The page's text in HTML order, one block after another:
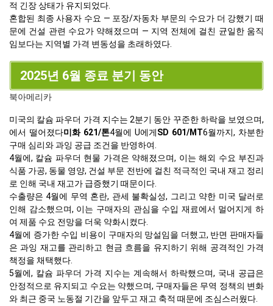
적 긴장 상태가 유지되었다.
혼합된 최종 사용자 수요 — 포장/자동차 부문의 수요가 더 강했기 때
문에 건설 관련 수요가 약해졌으며 — 지역 전체에 걸친 균일한 움직
임보다는 지역별 가격 변동성을 초래하였다.
2025년 6월 종료 분기 동안
북아메리카
미국의 칼슘 파우더 가격 지수는 2분기 동안 꾸준한 하락을 보였으며,
에서 떨어졌다미화 621/톤4월에 U에게SD 601/MT6월까지, 차분한
구매 심리와 과잉 공급 조건을 반영하여.
4월에, 칼슘 파우더 현물 가격은 약해졌으며, 이는 해외 수요 부진과
식품 가공, 동물 영양, 건설 부문 전반에 걸친 적극적인 국내 재고 정리
로 인해 국내 재고가 급증했기 때문이다.
수출량은 4월에 무역 혼란, 관세 불확실성, 그리고 약한 미국 달러로
인해 감소했으며, 이는 구매자의 관심을 수입 재료에서 멀어지게 하
여 제품 수요 전망을 더욱 약화시켰다.
4월에 증가한 수입 비용이 구매자의 망설임을 더했고, 반면 판매자들
은 과잉 재고를 관리하고 현금 흐름을 유지하기 위해 공격적인 가격
책정을 채택했다.
5월에, 칼슘 파우더 가격 지수는 계속해서 하락했으며, 국내 공급은
안정적으로 유지되고 수요는 약했으며, 구매자들은 무역 정책의 변화
와 최근 중국 노동절 기간을 앞두고 재고 축적 때문에 조심스러웠다.